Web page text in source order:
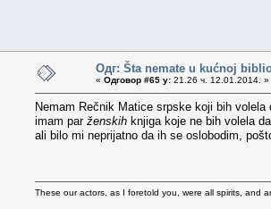
Одг: Šta nemate u kućnoj
« Одговор #65 у: 21.26 ч. 12.01.2014. »
Nemam Rečnik Matice srpske koji bih volela
imam par ženskih knjiga koje ne bih volela
ali bilo mi neprijatno da ih se oslobodim,
These our actors, as I foretold you, were all spirits, and